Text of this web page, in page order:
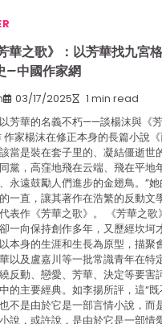
華之歌》：以芳華找九宮
–中國作家網
03/17/2025 1 min read
芳華的名義不朽——談楊沫與《
作家楊沫在修正本身的長篇小說
當是裝在套子里的、凝結僵逝世
黨，高窪地飛在云端、飛在平地
永遠鼓勵人們進步的金翅鳥。”
一直，讓其著作在浩繁的反動文
表作《芳華之歌》。 《芳華之
一向保持創作多年，又歷經坎坷
本身的生涯和生長為原型，描聚
以及盧嘉川等一批常識青年在特
反動、戀愛、芳華、決定等要害
的主要經典。如李揚所評，這“
不是由於它是一部言情小說，而
說，或許說，是由於它是一部情